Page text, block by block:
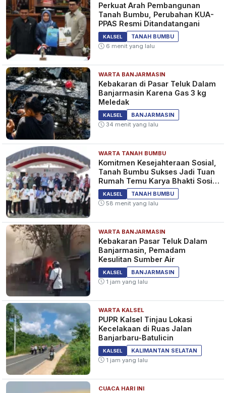
Perkuat Arah Pembangunan
Tanah Bumbu, Perubahan KUA-
PPAS Resmi Ditandatangani
KALSEL
TANAH BUMBU
6 menit yang lalu
WARTA BANJARMASIN
Kebakaran di Pasar Teluk Dalam
Banjarmasin Karena Gas 3 kg
Meledak
KALSEL
BANJARMASIN
34 menit yang lalu
WARTA TANAH BUMBU
Komitmen Kesejahteraan Sosial,
Tanah Bumbu Sukses Jadi Tuan
Rumah Temu Karya Bhakti Sosial
PSM Ke-23
KALSEL
TANAH BUMBU
58 menit yang lalu
WARTA BANJARMASIN
Kebakaran Pasar Teluk Dalam
Banjarmasin, Pemadam
Kesulitan Sumber Air
KALSEL
BANJARMASIN
1 jam yang lalu
WARTA KALSEL
PUPR Kalsel Tinjau Lokasi
Kecelakaan di Ruas Jalan
Banjarbaru-Batulicin
KALSEL
KALIMANTAN SELATAN
1 jam yang lalu
CUACA HARI INI